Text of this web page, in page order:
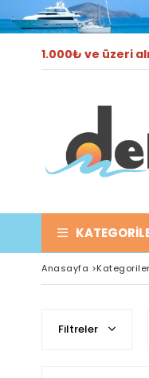
1.000₺ ve üzeri
Anasayfa >Kategoriler
Filtreler